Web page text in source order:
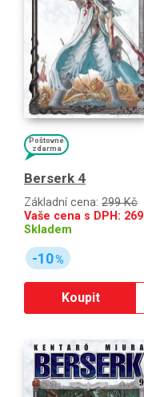
Poštovné
zdarma
Berserk 4
Základní cena: 299 Kč
Vaše cena s DPH: 269
Skladem
-10%
Koupit